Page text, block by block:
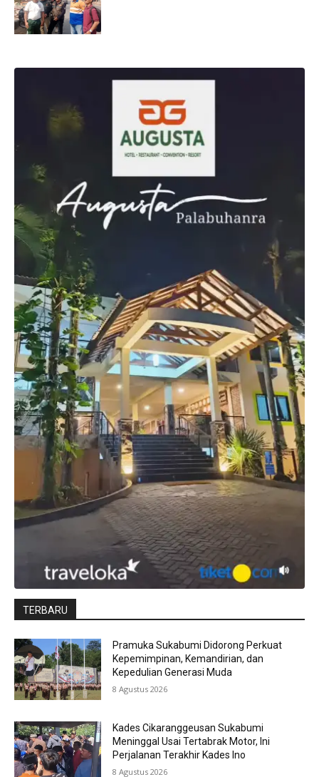
TERBARU
Pramuka Sukabumi Didorong Perkuat
Kepemimpinan, Kemandirian, dan
Kepedulian Generasi Muda
8 Agustus 2026
Kades Cikaranggeusan Sukabumi
Meninggal Usai Tertabrak Motor, Ini
Perjalanan Terakhir Kades Ino
8 Agustus 2026